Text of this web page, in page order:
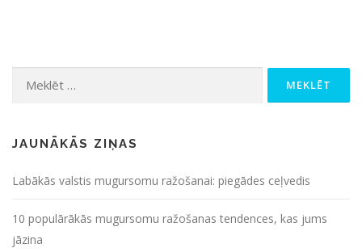
Meklēt:
JAUNĀKĀS ZIŅAS
Labākās valstis mugursomu ražošanai: piegādes ceļvedis
10 populārākās mugursomu ražošanas tendences, kas jums
jāzina